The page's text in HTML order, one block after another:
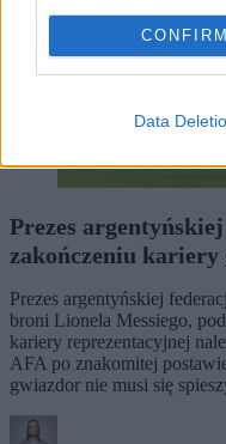
CONFIRM
Data
Prezes
zakończeniu kariery
Prezes argentyńskiej
broni Lionela Messiego,
kariery reprezentacyjnej
AFA po znakomitej
gwiazdor nie musi się